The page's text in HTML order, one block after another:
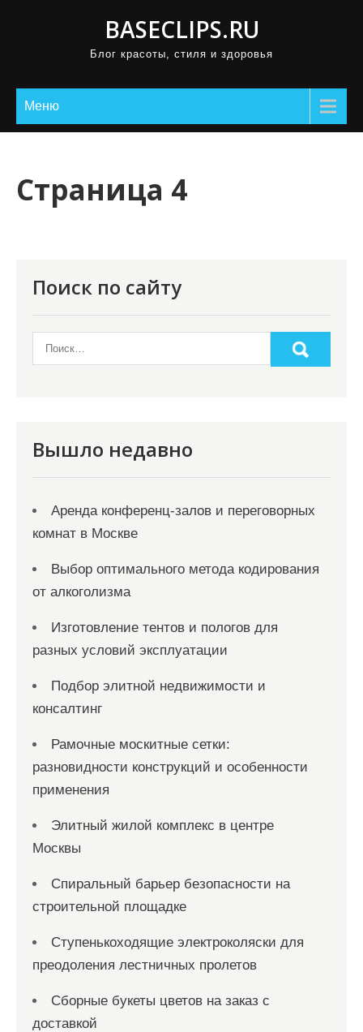
BASECLIPS.RU
Блог красоты, стиля и здоровья
Меню
Страница 4
Поиск по сайту
Вышло недавно
Аренда конференц-залов и переговорных
комнат в Москве
Выбор оптимального метода кодирования
от алкоголизма
Изготовление тентов и пологов для
разных условий эксплуатации
Подбор элитной недвижимости и
консалтинг
Рамочные москитные сетки:
разновидности конструкций и особенности
применения
Элитный жилой комплекс в центре
Москвы
Спиральный барьер безопасности на
строительной площадке
Ступенькоходящие электроколяски для
преодоления лестничных пролетов
Сборные букеты цветов на заказ с
доставкой